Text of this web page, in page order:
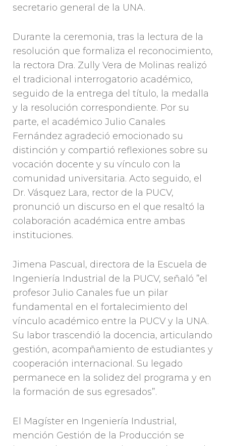
secretario general de la UNA.
Durante la ceremonia, tras la lectura de la
resolución que formaliza el reconocimiento,
la rectora Dra. Zully Vera de Molinas realizó
el tradicional interrogatorio académico,
seguido de la entrega del título, la medalla
y la resolución correspondiente. Por su
parte, el académico Julio Canales
Fernández agradeció emocionado su
distinción y compartió reflexiones sobre su
vocación docente y su vínculo con la
comunidad universitaria. Acto seguido, el
Dr. Vásquez Lara, rector de la PUCV,
pronunció un discurso en el que resaltó la
colaboración académica entre ambas
instituciones.
Jimena Pascual, directora de la Escuela de
Ingeniería Industrial de la PUCV, señaló ”el
profesor Julio Canales fue un pilar
fundamental en el fortalecimiento del
vínculo académico entre la PUCV y la UNA.
Su labor trascendió la docencia, articulando
gestión, acompañamiento de estudiantes y
cooperación internacional. Su legado
permanece en la solidez del programa y en
la formación de sus egresados”.
El Magíster en Ingeniería Industrial,
mención Gestión de la Producción se